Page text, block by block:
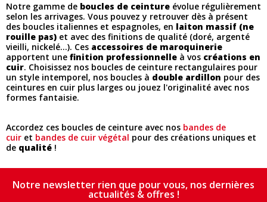
Notre gamme de boucles de ceinture évolue régulièrement
selon les arrivages. Vous pouvez y retrouver dès à présent
des boucles italiennes et espagnoles, en laiton massif (ne
rouille pas) et avec des finitions de qualité (doré, argenté
vieilli, nickelé...). Ces accessoires de maroquinerie
apportent une finition professionnelle à vos créations en
cuir. Choisissez nos boucles de ceinture rectangulaires pour
un style intemporel, nos boucles à double ardillon pour des
ceintures en cuir plus larges ou jouez l'originalité avec nos
formes fantaisie.
Accordez ces boucles de ceinture avec nos bandes de
cuir et bandes de cuir végétal pour des créations uniques et
de qualité !
Notre newsletter rien que pour vous, nos dernières
actualités & offres !